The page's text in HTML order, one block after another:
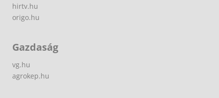
hirtv.hu
origo.hu
Gazdaság
vg.hu
agrokep.hu